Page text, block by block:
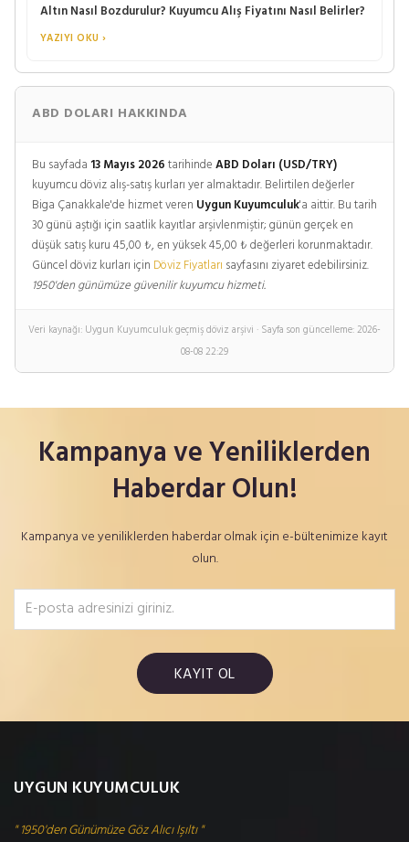
Altın Nasıl Bozdurulur? Kuyumcu Alış Fiyatını Nasıl Belirler?
YAZIYI OKU ›
ABD DOLARI HAKKINDA
Bu sayfada 13 Mayıs 2026tarihindeABD Doları (USD/TRY)
kuyumcu döviz alış-satış kurları yer almaktadır. Belirtilen değerler
Biga Çanakkale'de hizmet veren Uygun Kuyumculuk'a aittir. Bu tarih
30 günü aştığı için saatlik kayıtlar arşivlenmiştir; günün gerçek en
düşük satış kuru 45,00 ₺, en yüksek 45,00 ₺ değerleri korunmaktadır.
Güncel döviz kurları için Döviz Fiyatları sayfasını ziyaret edebilirsiniz.
1950'den günümüze güvenilir kuyumcu hizmeti.
Veri kaynağı: Uygun Kuyumculuk geçmiş döviz arşivi · Sayfa son güncelleme: 2026-
08-08 22:29
Kampanya ve Yeniliklerden
Haberdar Olun!
Kampanya ve yeniliklerden haberdar olmak için e-bültenimize kayıt
olun.
KAYIT OL
UYGUN KUYUMCULUK
" 1950'den Günümüze Göz Alıcı Işıltı "